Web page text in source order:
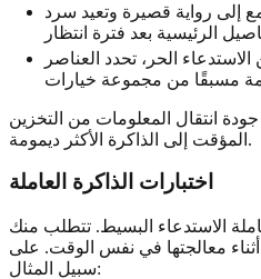
إلى رواية قصيرة وتعيد سرد
الحر، تحدد العناصر
انتقال المعلومات من التخزين
المؤقت إلى الذاكرة الأكثر ديمومة.
اختبارات الذاكرة العاملة
الاستدعاء البسيط. تتطلب منك
معالجتها في نفس الوقت. على
سبيل المثال: